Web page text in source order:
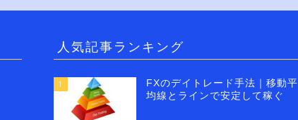
人気記事ランキング
1
FXのデイトレード手法｜移動平
均線とラインで安定して稼ぐ